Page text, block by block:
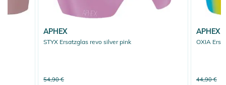
APHEX
STYX Ersatzglas revo silver pink
54,90 €
APHEX
OXIA
44,90 €